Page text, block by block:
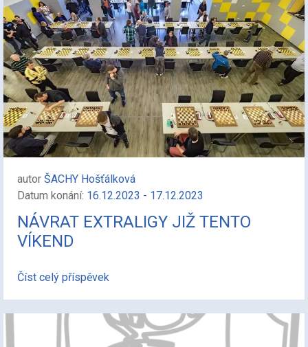
autor ŠACHY Hošťálková
Datum konání: 16.12.2023 - 17.12.2023
NÁVRAT EXTRALIGY JIŽ TENTO
VÍKEND
Číst celý příspěvek